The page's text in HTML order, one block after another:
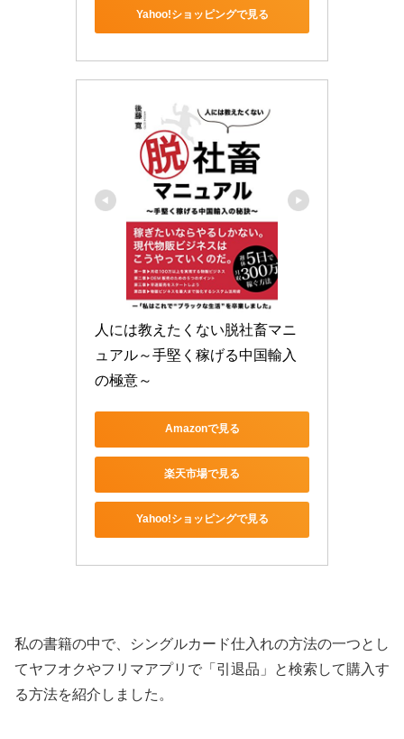
Yahoo!ショッピングで見る
人には教えたくない脱社畜マニ
ュアル～手堅く稼げる中国輸入
の極意～
Amazonで見る
楽天市場で見る
Yahoo!ショッピングで見る
私の書籍の中で、シングルカード仕入れの方法の一つとし
てヤフオクやフリマアプリで「引退品」と検索して購入す
る方法を紹介しました。